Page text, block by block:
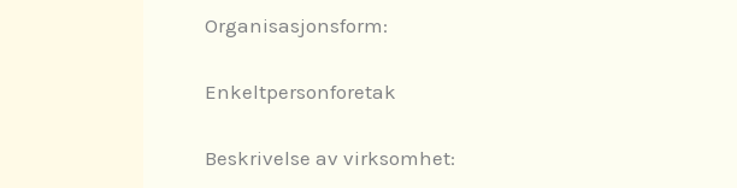
Organisasjonsform:
Enkeltpersonforetak
Beskrivelse av virksomhet: